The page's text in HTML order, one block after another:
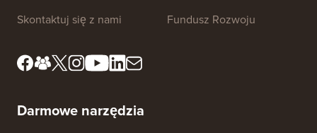
Skontaktuj się z nami
Fundusz Rozwoju
Darmowe narzędzia